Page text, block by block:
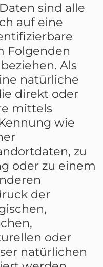
sind alle
auf eine
Folgenden
beziehen. Als
natürliche
direkt oder
mittels
wie
zu
oder zu einem
der
oder
natürlichen